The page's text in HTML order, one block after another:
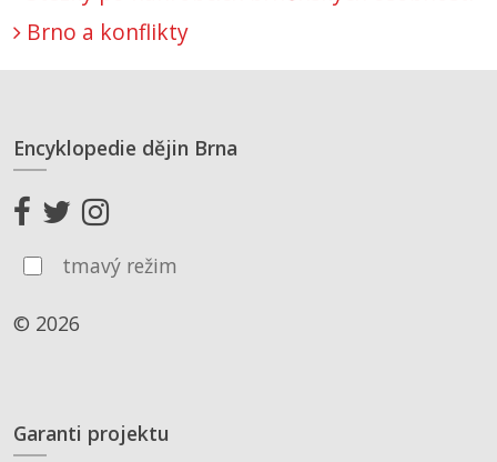
Brno a konflikty
Encyklopedie dějin Brna
tmavý režim
© 2026
Garanti projektu